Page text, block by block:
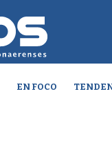
EN FOCO